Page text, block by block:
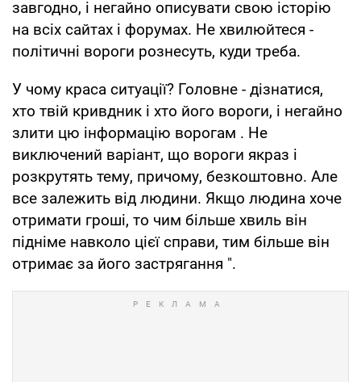
завгодно, і негайно описувати свою історію
на всіх сайтах і форумах. Не хвилюйтеся -
політичні вороги рознесуть, куди треба.
У чому краса ситуації? Головне - дізнатися,
хто твій кривдник і хто його вороги, і негайно
злити цю інформацію ворогам . Не
виключений варіант, що вороги якраз і
розкрутять тему, причому, безкоштовно. Але
все залежить від людини. Якщо людина хоче
отримати гроші, то чим більше хвиль він
підніме навколо цієї справи, тим більше він
отримає за його застрягання ".